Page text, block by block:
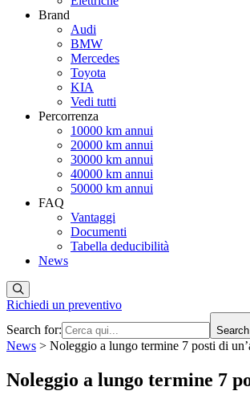
Brand
Audi
BMW
Mercedes
Toyota
KIA
Vedi tutti
Percorrenza
10000 km annui
20000 km annui
30000 km annui
40000 km annui
50000 km annui
FAQ
Vantaggi
Documenti
Tabella deducibilità
News
Richiedi un preventivo
Search for:
News > Noleggio a lungo termine 7 posti di
Noleggio a lungo termine 7